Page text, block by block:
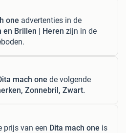
one advertenties in de
en Brillen | Heren zijn in de
mach one de volgende
Zonnebril, Zwart.
prijs van een Dita mach one is